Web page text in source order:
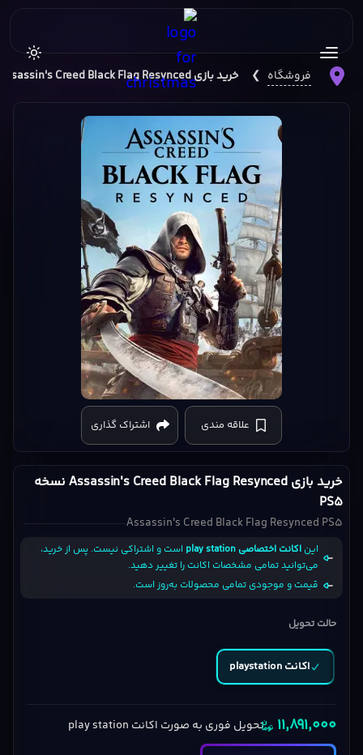
فروشگاه ❯ خرید بازی Assassin's Creed Black Flag Resynced نسخه PS5
Flag
Resynced
PS5
cover
علاقه مندی اشتراک گذاری
خرید بازی Assassin's Creed Black Flag Resynced نسخه
PS5
Assassin's Creed Black Flag Resynced PS5
این اکانت اختصاصی play station
است و اشتراکی نیست. پس از خرید،
می‌توانید تمامی مشخصات اکانت را تغییر دهید.
قیمت و موجودی تمامی محصولات به‌روز است.
حالت تحویل
اکانت playstation
11,891,000 تحویل فوری به صورت اکانت play station